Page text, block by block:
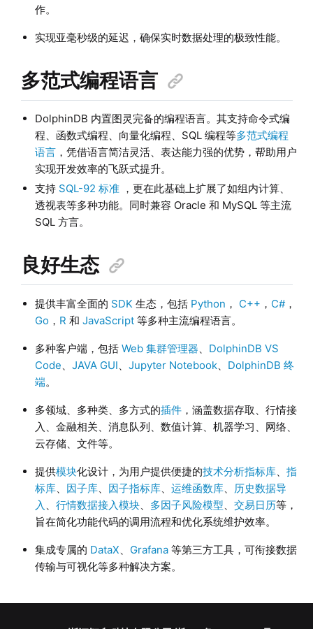
作。
实现亚毫秒级的延迟，确保实时数据处理的极致性能。
多范式编程语言
DolphinDB 内置图灵完备的编程语言。其支持命令式编
程、函数式编程、向量化编程、SQL 编程等多范式编程
语言，凭借语言简洁灵活、表达能力强的优势，帮助用户
实现开发效率的飞跃式提升。
支持 SQL-92 标准，更在此基础上扩展了如组内计算、
透视表等多种功能。同时兼容 Oracle 和 MySQL 等主流
SQL 方言。
良好生态
提供丰富全面的 SDK生态，包括 Python ， C++ ， C#，
Go， R 和 JavaScript等多种主流编程语言。
多种客户端，包括 Web 集群管理器、 DolphinDB VS
Code、 JAVA GUI、 Jupyter Notebook、 DolphinDB 终
端。
多领域、多种类、多方式的插件，涵盖数据存取、行情接
入、金融相关、消息队列、数值计算、机器学习、网络、
云存储、文件等。
提供模块化设计，为用户提供便捷的技术分析指标库、 指
标库、 因子库、 因子指标库、 运维函数库、 历史数据导
入 、 行情数据接入模块、 多因子风险模型、 交易日历等，
旨在简化功能代码的调用流程和优化系统维护效率。
集成专属的 DataX、 Grafana等第三方工具，可衔接数据
传输与可视化等多种解决方案。